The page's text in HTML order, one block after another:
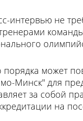
интервью не
может
Минск" для
за собой
на